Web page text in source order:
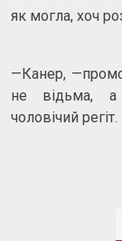
як могла, хоч
—Канер,
не відьма, а
чоловічий регіт.